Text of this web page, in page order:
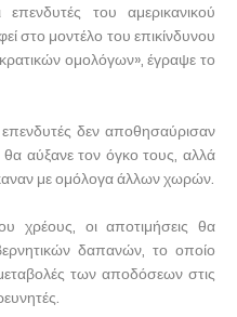
του αμερικανικού
στο μοντέλο του επικίνδυνου
ομολόγων», έγραψε το
επενδυτές δεν αποθησαύρισαν
αύξανε τον όγκο τους, αλλά
με ομόλογα άλλων χωρών.
χρέους, οι αποτιμήσεις θα
δαπανών, το οποίο
των αποδόσεων στις